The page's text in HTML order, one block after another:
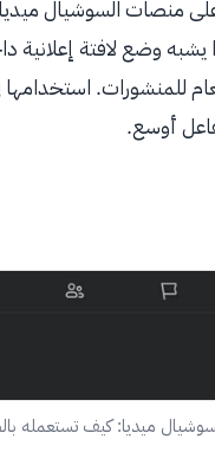
منصات السوشيال
للمنشورات. استخدامها
أوسع.
ميديا: كيف تستعمله